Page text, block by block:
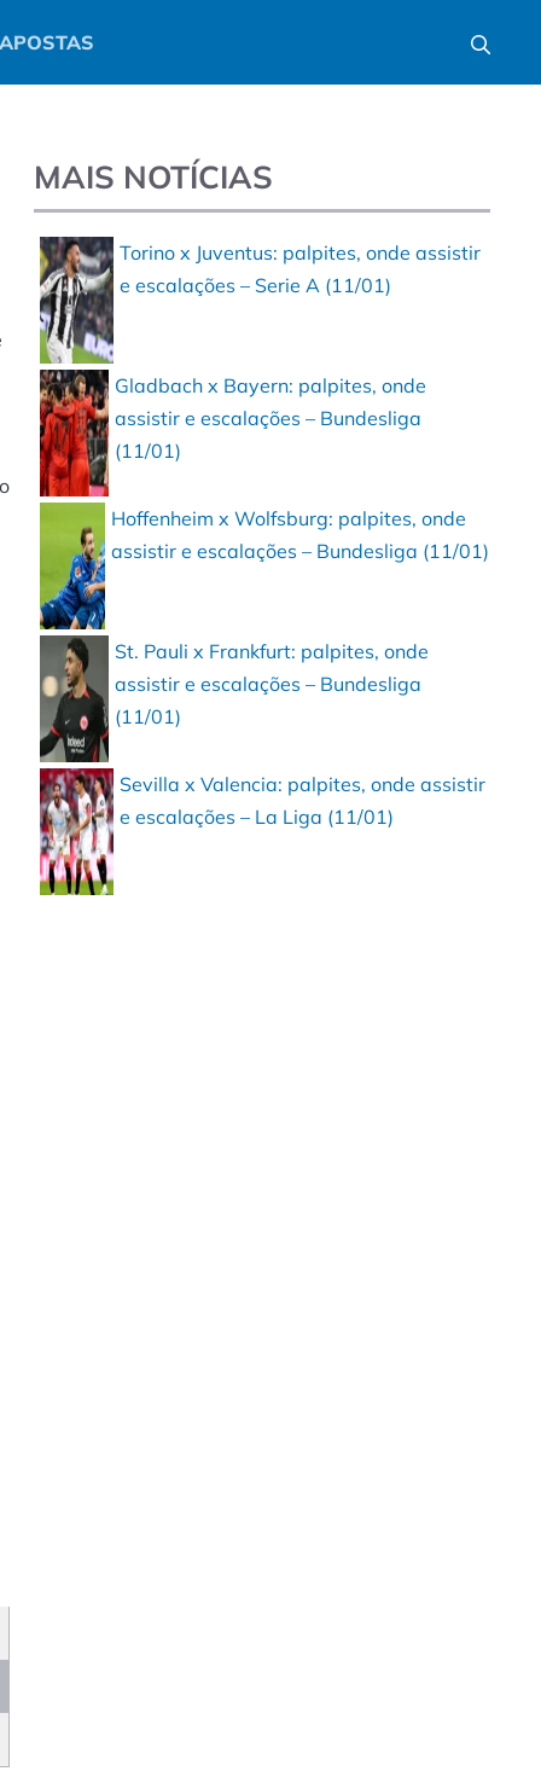
MAIS NOTÍCIAS
Torino x Juventus: palpites, onde assistir
e escalações – Serie A (11/01)
Gladbach x Bayern: palpites, onde
assistir e escalações – Bundesliga
(11/01)
Hoffenheim x Wolfsburg: palpites, onde
assistir e escalações – Bundesliga (11/01)
St. Pauli x Frankfurt: palpites, onde
assistir e escalações – Bundesliga
(11/01)
Sevilla x Valencia: palpites, onde assistir
e escalações – La Liga (11/01)